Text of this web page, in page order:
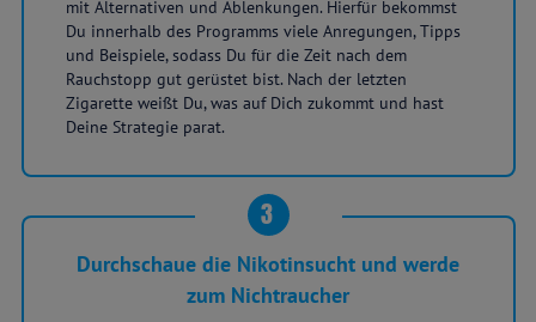
mit Alternativen und Ablenkungen. Hierfür bekommst
Du innerhalb des Programms viele Anregungen, Tipps
und Beispiele, sodass Du für die Zeit nach dem
Rauchstopp gut gerüstet bist. Nach der letzten
Zigarette weißt Du, was auf Dich zukommt und hast
Deine Strategie parat.
3
Durchschaue die Nikotinsucht und werde
zum Nichtraucher